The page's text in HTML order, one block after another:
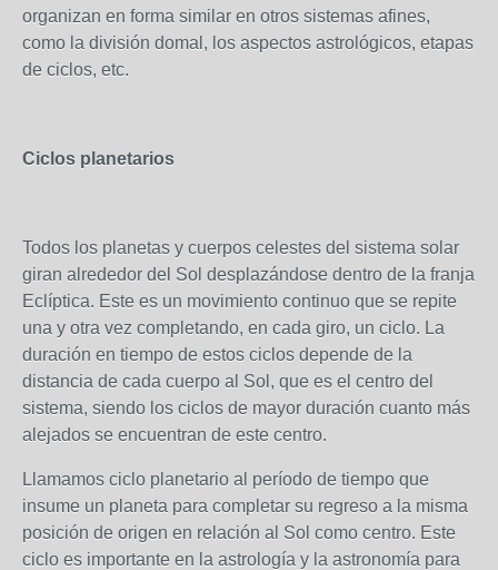
organizan en forma similar en otros sistemas afines,
como la división domal, los aspectos astrológicos, etapas
de ciclos, etc.
Ciclos planetarios
Todos los planetas y cuerpos celestes del sistema solar
giran alrededor del Sol desplazándose dentro de la franja
Eclíptica. Este es un movimiento continuo que se repite
una y otra vez completando, en cada giro, un ciclo. La
duración en tiempo de estos ciclos depende de la
distancia de cada cuerpo al Sol, que es el centro del
sistema, siendo los ciclos de mayor duración cuanto más
alejados se encuentran de este centro.
Llamamos ciclo planetario al período de tiempo que
insume un planeta para completar su regreso a la misma
posición de origen en relación al Sol como centro. Este
ciclo es importante en la astrología y la astronomía para